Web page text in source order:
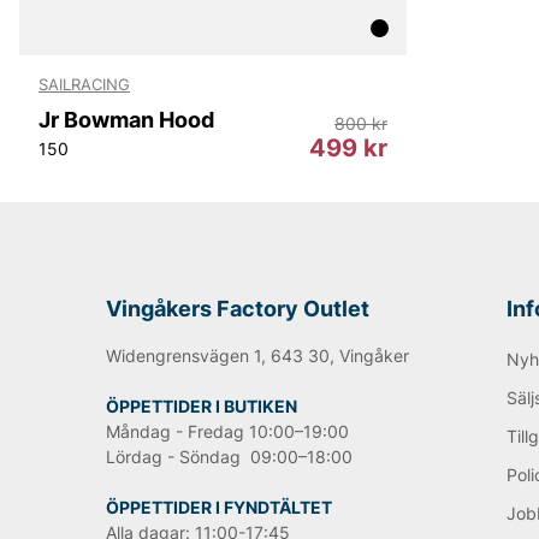
SAILRACING
Jr Bowman Hood
150 499 kr
800 kr
Vingåkers Factory Outlet
Widengrensvägen 1, 643 30, Vingåker
ÖPPETTIDER I BUTIKEN
Måndag - Fredag 10:00–19:00
Lördag - Söndag 09:00–18:00
ÖPPETTIDER I FYNDTÄLTET
Alla dagar: 11:00-17:45